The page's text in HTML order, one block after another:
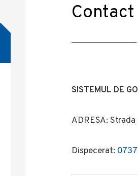
Contact
SISTEMUL DE
ADRESA:
Dispecerat: